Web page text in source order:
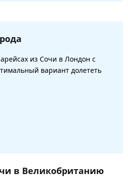
из Сочи в Лондон с
вариант долететь
в Великобританию